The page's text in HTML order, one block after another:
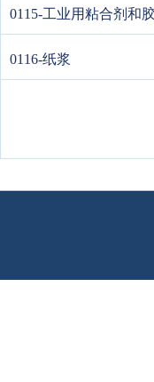
0115-工业用粘合剂和
0116-纸浆